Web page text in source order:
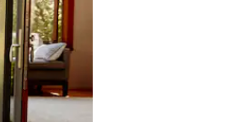
o desliza el dedo.